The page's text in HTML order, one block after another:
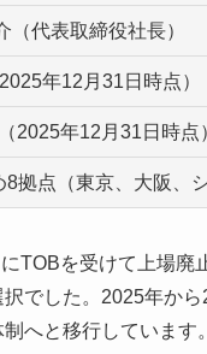
（代表取締役社長）
年12月31日時点）
2025年12月31日時点
8拠点（東京、大阪、
TOBを受けて上場
でした。2025年か
へと移行しています